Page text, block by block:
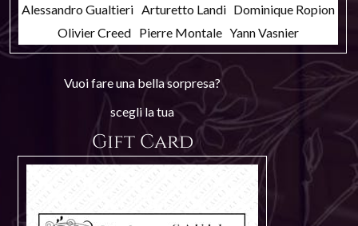
Alessandro Gualtieri Arturetto Landi Dominique Ropion
Olivier Creed Pierre Montale Yann Vasnier
Vuoi fare una bella sorpresa?
scegli la tua
Gift Card